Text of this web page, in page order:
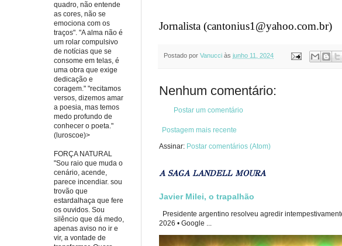
Jornalista (cantonius1@yahoo.com.br)
Postado por Vanucci às junho 11, 2024
Nenhum comentário:
Postar um comentário
Postagem mais recente
Assinar: Postar comentários (Atom)
A SAGA LANDELL MOURA
Javier Milei, o trapalhão
Presidente argentino resolveu agredir
2026 • Google ...
quadro, não entende
as cores, não se
emociona com os
traços". "A alma não é
um rolar compulsivo
de notícias que se
consome em telas, é
uma obra que exige
dedicação e
coragem." "recitamos
versos, dizemos amar
a poesia, mas temos
medo profundo de
conhecer o poeta."
(luroscoe)>
FORÇA NATURAL
"Sou raio que muda o
cenário, acende,
parece incendiar. sou
trovão que
estardalhaça que fere
os ouvidos. Sou
silêncio que dá medo,
apenas aviso no ir e
vir, a vontade de